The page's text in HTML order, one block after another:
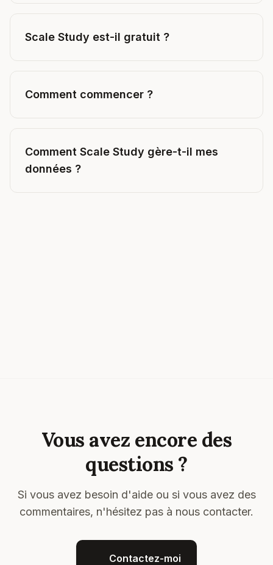
Scale Study est-il gratuit ?
Comment commencer ?
Comment Scale Study gère-t-il mes
données ?
Vous avez encore des
questions ?
Si vous avez besoin d'aide ou si vous avez des
commentaires, n'hésitez pas à nous contacter.
Contactez-moi